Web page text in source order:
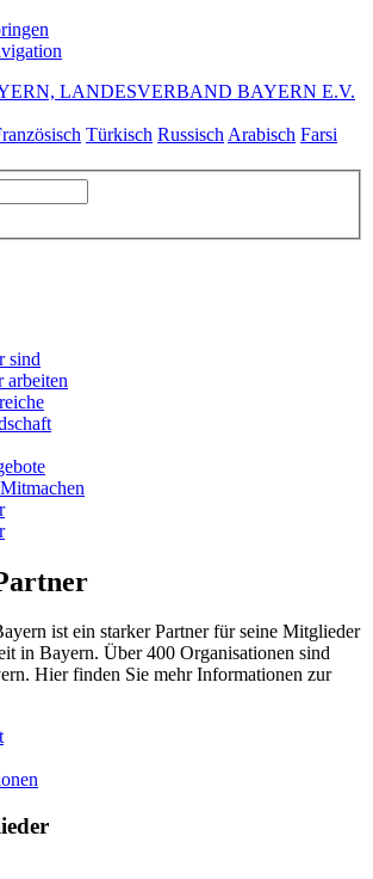
Türkisch Russisch Arabisch Farsi
sind
arbeiten
ist ein starker Partner für seine Mitglieder
in Bayern. Über 400 Organisationen sind
Hier finden Sie mehr Informationen zur